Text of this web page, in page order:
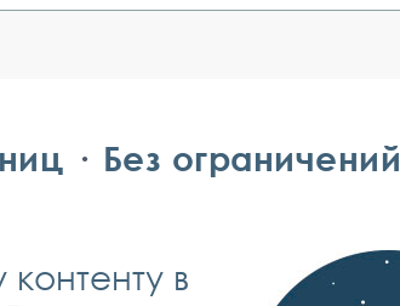
Без ограничений
в